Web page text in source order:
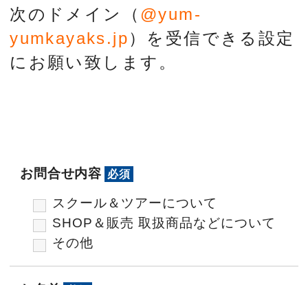
次のドメイン（ @yum-
yumkayaks.jp ）を受信できる設定
にお願い致します。
お問合せ内容 必須
スクール＆ツアーについて
SHOP＆販売 取扱商品などについて
その他